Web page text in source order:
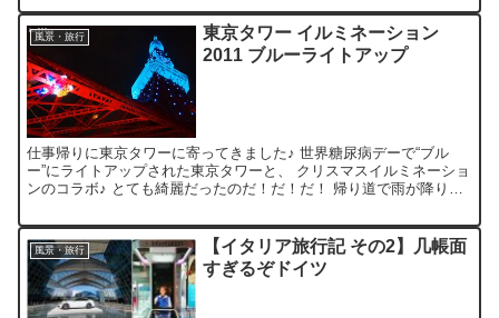
風景・旅行
東京タワー イルミネーション
2011 ブルーライトアップ
仕事帰りに東京タワーに寄ってきました♪ 世界糖尿病デーで“ブル
ー”にライトアップされた東京タワーと、 クリスマスイルミネーショ
ンのコラボ♪ とても綺麗だったのだ！だ！だ！ 帰り道で雨が降り出
風景・旅行
【イタリア旅行記 その2】几帳面
すぎるぞドイツ